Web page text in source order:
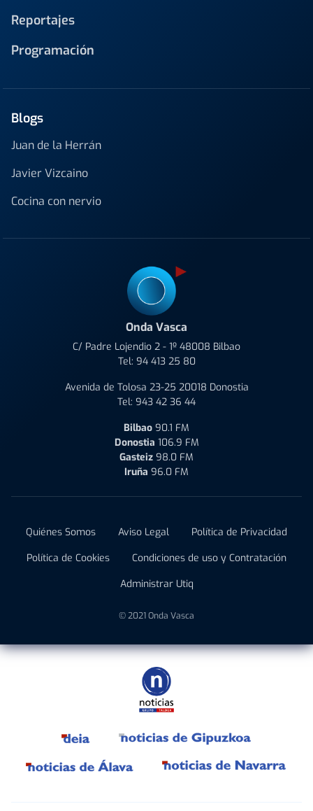
Reportajes
Programación
Blogs
Juan de la Herrán
Javier Vizcaino
Cocina con nervio
Onda Vasca
C/ Padre Lojendio 2 - 1º 48008 Bilbao
Tel: 94 413 25 80
Avenida de Tolosa 23-25 20018 Donostia
Tel: 943 42 36 44
Bilbao 90.1 FM
Donostia 106.9 FM
Gasteiz 98.0 FM
Iruña 96.0 FM
Quiénes Somos Aviso Legal
Política de Privacidad
Política de Cookies
Condiciones de uso y Contratación
Administrar Utiq
© 2021 Onda Vasca